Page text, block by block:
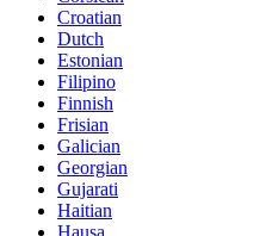
Croatian
Dutch
Estonian
Filipino
Finnish
Frisian
Galician
Georgian
Gujarati
Haitian